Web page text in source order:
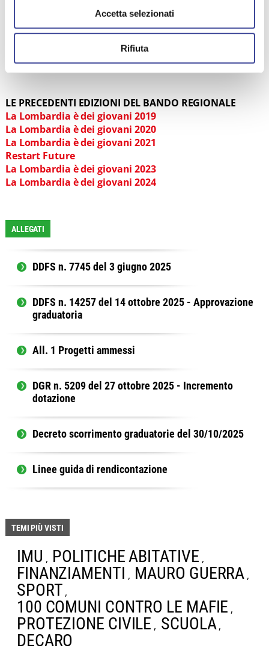
Accetta selezionati
Rifiuta
VIGEVANO
VIMODRONE
LE PRECEDENTI EDIZIONI DEL BANDO REGIONALE
La Lombardia è dei giovani 2019
La Lombardia è dei giovani 2020
La Lombardia è dei giovani 2021
Restart Future
La Lombardia è dei giovani 2023
La Lombardia è dei giovani 2024
ALLEGATI
DDFS n. 7745 del 3 giugno 2025
DDFS n. 14257 del 14 ottobre 2025 - Approvazione
graduatoria
All. 1 Progetti ammessi
DGR n. 5209 del 27 ottobre 2025 - Incremento
dotazione
Decreto scorrimento graduatorie del 30/10/2025
Linee guida di rendicontazione
TEMI PIÙ VISTI
IMU , POLITICHE ABITATIVE ,
FINANZIAMENTI , MAURO GUERRA ,
SPORT ,
100 COMUNI CONTRO LE MAFIE ,
PROTEZIONE CIVILE , SCUOLA ,
DECARO